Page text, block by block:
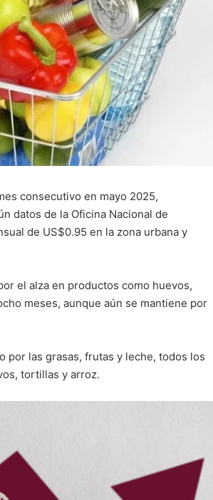
consecutivo en mayo 2025,
datos de la Oficina Nacional de
de US$0.95 en la zona urbana y
el alza en productos como huevos,
meses, aunque aún se mantiene por
por las grasas, frutas y leche, todos los
tortillas y arroz.